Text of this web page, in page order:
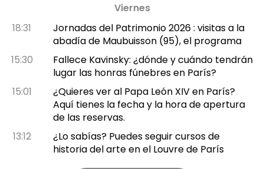
Viernes
18:31
Jornadas del Patrimonio 2026 : visitas a la
abadía de Maubuisson (95), el programa
15:30
Fallece Kavinsky: ¿dónde y cuándo tendrán
lugar las honras fúnebres en París?
15:01
¿Quieres ver al Papa León XIV en París?
Aquí tienes la fecha y la hora de apertura
de las reservas.
13:12
¿Lo sabías? Puedes seguir cursos de
historia del arte en el Louvre de París